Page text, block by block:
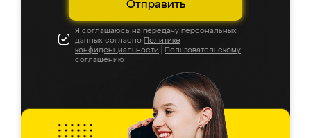
Отправить
Я соглашаюсь на передачу персональных
данных согласно Политике
конфиденциальности
Пользовательскому
соглашению